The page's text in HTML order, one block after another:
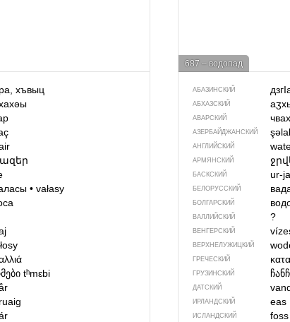
хъвыц
• vałasy
tʰmɛbi
687 – водопад
АБАЗИНСКИЙ
АБХАЗСКИЙ
АВАРСКИЙ
АЗЕРБАЙДЖАН­СКИЙ
АНГЛИЙСКИЙ
АРМЯНСКИЙ
БАСКСКИЙ ur-
БЕЛОРУССКИЙ
БОЛГАРСКИЙ
ВАЛЛИЙСКИЙ ?
ВЕНГЕРСКИЙ
ВЕРХНЕЛУЖИЦКИЙ
ГРЕЧЕСКИЙ
ГРУЗИНСКИЙ
ДАТСКИЙ
ИРЛАНДСКИЙ eas
ИСЛАНДСКИЙ foss